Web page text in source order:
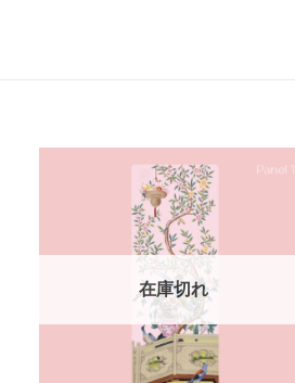
追加
在庫切れ